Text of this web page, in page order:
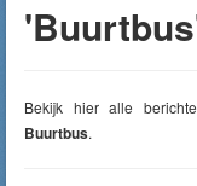
Bekijk hier alle
Buurtbus.